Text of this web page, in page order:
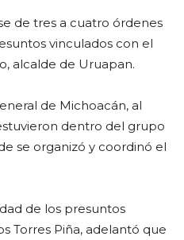
de tres a cuatro órdenes
vinculados con el
alcalde de Uruapan.
de Michoacán, al
dentro del grupo
se organizó y coordinó el
de los presuntos
Torres Piña, adelantó que